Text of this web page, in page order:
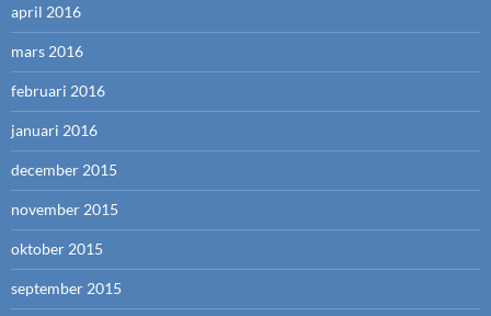
april 2016
mars 2016
februari 2016
januari 2016
december 2015
november 2015
oktober 2015
september 2015